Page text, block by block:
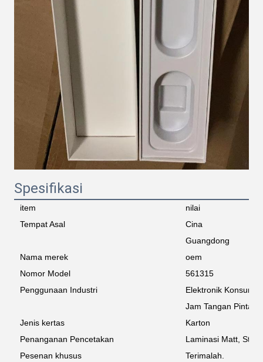
Spesifikasi
item
nilai
Tempat Asal
Cina
Guangdong
Nama merek
oem
Nomor Model
561315
Penggunaan Industri
Elektronik
Jam Tangan Pintar
Jenis kertas
Karton
Penanganan Pencetakan
Laminasi Matt,
Pesenan khusus
Terimalah.